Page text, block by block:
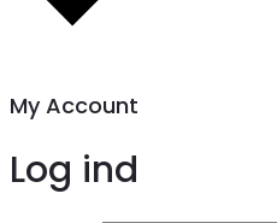
My Account
Log ind